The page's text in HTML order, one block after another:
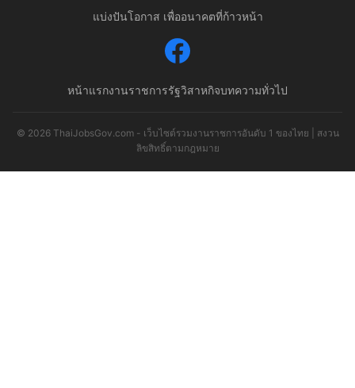
แบ่งปันโอกาส เพื่ออนาคตที่ก้าวหน้า
หน้าแรกงานราชการรัฐวิสาหกิจบทความทั่วไป
© 2026 ThaiJobsGov.com - เว็บไซต์รวมงานราชการอันดับ 1 ของไทย | สงวน
ลิขสิทธิ์ตามกฎหมาย